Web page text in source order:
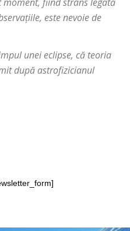
este nevoie de
unei eclipse, că teoria
după astrofizicianul